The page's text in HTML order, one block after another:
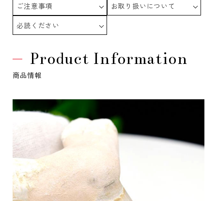
ご注意事項
お取り扱いについて
必読ください
Product Information
商品情報